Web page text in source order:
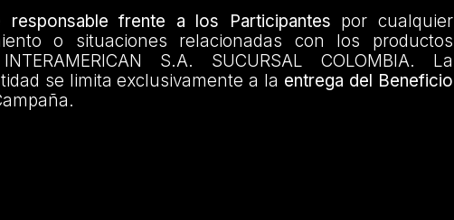
frente a los Participantes por cualquier
o situaciones relacionadas con los productos
S.A. SUCURSAL COLOMBIA. La
se limita exclusivamente a la entrega del Beneficio